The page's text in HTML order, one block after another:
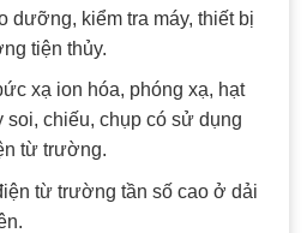
dưỡng, kiểm tra máy, thiết bị
tiện thủy.
xạ ion hóa, phóng xạ, hạt
soi, chiếu, chụp có sử dụng
từ trường.
từ trường tần số cao ở dải